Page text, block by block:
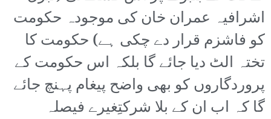
اشرافیہ عمران خان کی موجودہ حکومت
کو فاشزم قرار دے چکی ہے) حکومت کا
تختہ الٹ دیا جائے گا بلکہ اس حکومت کے
پروردگاروں کو بھی واضح پیغام پہنچ جائے
گا کہ اب ان کے بلا شرکتِغیرے فیصلہ